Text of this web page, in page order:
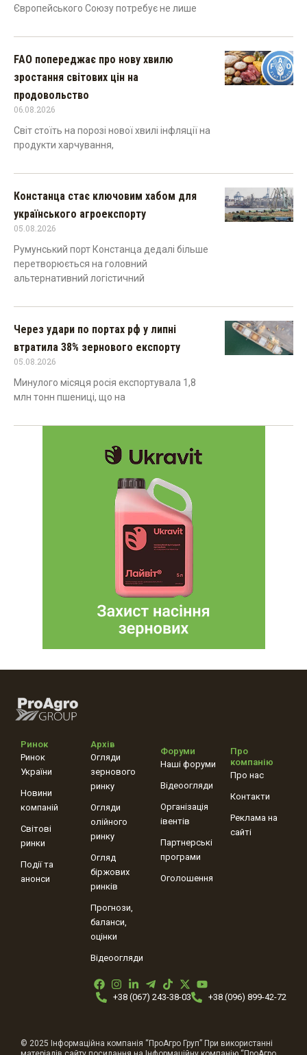
Європейського Союзу потребує не лише
FAO попереджає про нову хвилю
зростання світових цін на
продовольство
06.08.2026
Світ стоїть на порозі нової хвилі інфляції на
продукти харчування,
Констанца стає ключовим хабом для
українського агроекспорту
05.08.2026
Румунський порт Констанца дедалі більше
перетворюється на головний
альтернативний логістичний
Через удари по портах рф у липні
втратила 38% зернового експорту
05.08.2026
Минулого місяця росія експортувала 1,8
млн тонн пшениці, що на
Ринок
Ринок
України
Новини
компаній
Світові
ринки
Події та
анонси
Архів
Огляди
зернового
ринку
Огляди
олійного
ринку
Огляд
біржових
ринків
Прогнози,
баланси,
оцінки
Відеоогляди
Форуми
Наші форуми
Відеоогляди
Організація
івентів
Партнерські
програми
Оголошення
Про
компанію
Про нас
Контакти
Реклама на
сайті
+38 (067) 243-38-03 +38 (096) 899-42-72
© 2025 Інформаційна компанія “ПроАгро Груп” При використанні